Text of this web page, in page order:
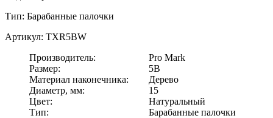
Тип: Барабанные палочки
Артикул: TXR5BW
Производитель:
Pro Mark
Размер:
5B
Материал наконечника:
Дерево
Диаметр, мм:
15
Цвет:
Натуральный
Тип:
Барабанные палочки